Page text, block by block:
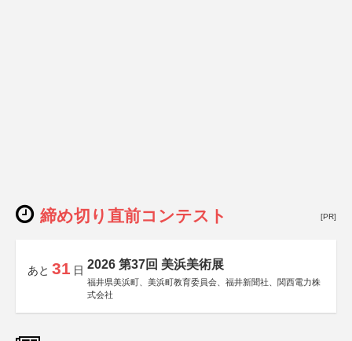
締め切り直前コンテスト [PR]
あと 31 日 2026 第37回 美浜美術展
福井県美浜町、美浜町教育委員会、福井新聞社、関西電力株
式会社